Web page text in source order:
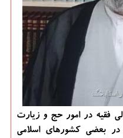
فقیه در امور حج و زیارت
بعضی کشورهای اسلامی